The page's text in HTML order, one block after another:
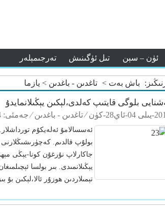
ئۈن – سېن تىل ئۈگىنىش تەرجىمېلەر
باش بەت > تاغدىن - باغدىن > يازما
بلوگى قايتىپ كەلدى،لېكىن يېڭىلانمايدۇ
04-ئاي28-كۈن ⁄تاغدىن - باغدىن⁄ جەمئى: 1254 ھەرپ ⁄ زىيارەت: 77 مىھمان+
ئەسسالامۇ ئەلەيكۇم
بولۇپ قالدىم.
جاكارلاپ نۇرغۇن كونا-يېڭى
يېڭىلانمىدى. بىر بولسا
تېمىلاردىن ھوزۇر ئالا،لېكىن بۇ
ئۇسلۇ